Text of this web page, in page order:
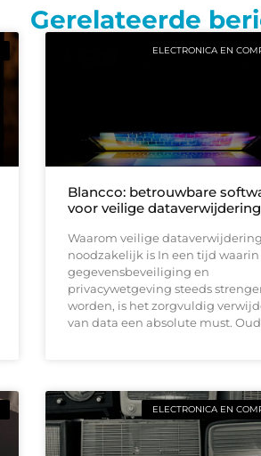
Gerelateerde
ELECTRONICA EN
Blancco: betrouwbare
voor veilige dataverwijdering
Waarom veilige dataverwijdering
noodzakelijk is In een tijd waarin
gegevensbeveiliging en
privacywetgeving steeds
worden, is het zorgvuldig
van data een absolute must.
ELECTRONICA EN